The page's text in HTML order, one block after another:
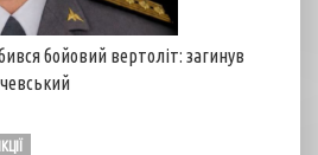
бойовий вертоліт: загинув